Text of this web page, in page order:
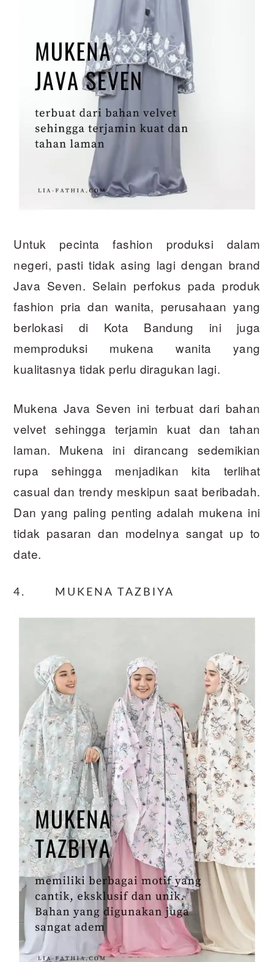
Untuk pecinta fashion produksi dalam
negeri, pasti tidak asing lagi dengan brand
Java Seven. Selain perfokus pada produk
fashion pria dan wanita, perusahaan yang
berlokasi di Kota Bandung ini juga
memproduksi mukena wanita yang
kualitasnya tidak perlu diragukan lagi.
Mukena Java Seven ini terbuat dari bahan
velvet sehingga terjamin kuat dan tahan
laman. Mukena ini dirancang sedemikian
rupa sehingga menjadikan kita terlihat
casual dan trendy meskipun saat beribadah.
Dan yang paling penting adalah mukena ini
tidak pasaran dan modelnya sangat up to
date.
4. MUKENA TAZBIYA